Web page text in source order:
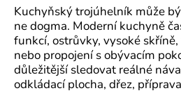
Kuchyňský trojúhelník může
ne dogma. Moderní kuchyně
funkcí, ostrůvky, vysoké
nebo propojení s obývacím
důležitější sledovat reálné
odkládací plocha, dřez,